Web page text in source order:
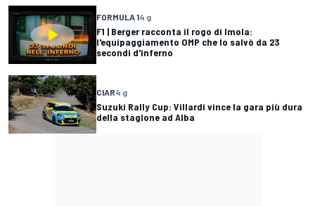
FORMULA 14 g
F1 | Berger racconta il rogo di Imola:
l'equipaggiamento OMP che lo salvò da 23
secondi d'inferno
CIAR4 g
Suzuki Rally Cup: Villardi vince la gara più dura
della stagione ad Alba